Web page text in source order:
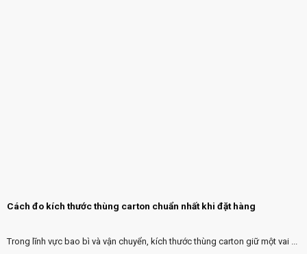
Cách đo kích thước thùng carton chuẩn nhất khi đặt hàng
Trong lĩnh vực bao bì và vận chuyển, kích thước thùng carton giữ một vai ...